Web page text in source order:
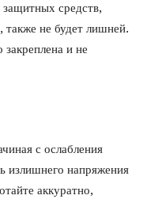
средств,
также не будет лишней.
и не
с ослабления
излишнего напряжения
аккуратно,